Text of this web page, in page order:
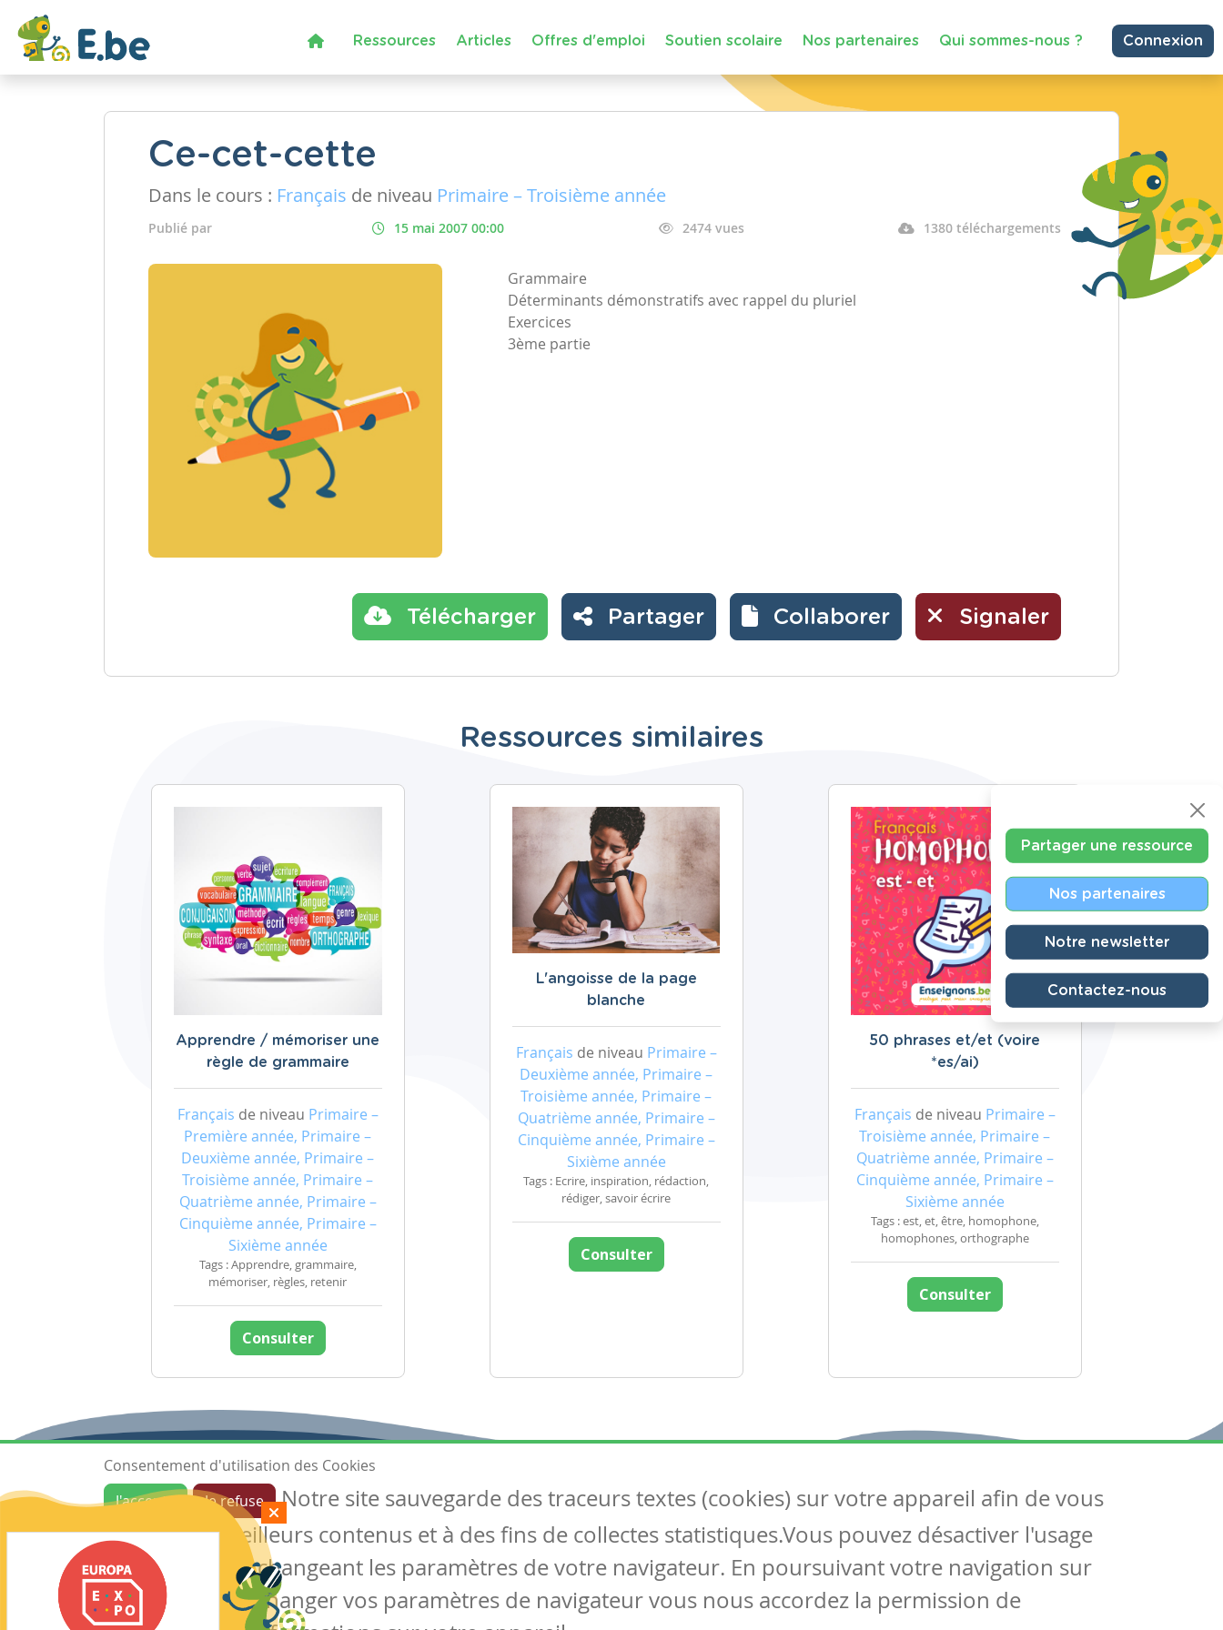
Ressources Articles Offres d'emploi Soutien scolaire Nos partenaires Qui sommes-nous ? Connexion
Ce-cet-cette
Dans le cours : Français de niveau Primaire – Troisième année
Publié par 15 mai 2007 00:00 2474 vues 1380 téléchargements
Grammaire
Déterminants démonstratifs avec rappel du pluriel
Exercices
3ème partie
Télécharger Partager Collaborer Signaler
Ressources similaires
Apprendre / mémoriser une
règle de grammaire
Français de niveau Primaire –
Première année, Primaire –
Deuxième année, Primaire –
Troisième année, Primaire –
Quatrième année, Primaire –
Cinquième année, Primaire –
Sixième année
Tags : Apprendre, grammaire,
mémoriser, règles, retenir
Consulter
L'angoisse de la page
blanche
Français de niveau Primaire –
Deuxième année, Primaire –
Troisième année, Primaire –
Quatrième année, Primaire –
Cinquième année, Primaire –
Sixième année
Tags : Ecrire, inspiration, rédaction,
rédiger, savoir écrire
Consulter
50 phrases et/et (voire
*es/ai)
Français de niveau Primaire –
Troisième année, Primaire –
Quatrième année, Primaire –
Cinquième année, Primaire –
Sixième année
Tags : est, et, être, homophone,
homophones, orthographe
Consulter
Partager une ressource
Nos partenaires
Notre newsletter
Contactez-nous
Ressources
Les ressources
Créer une ressource
Mes ressources
Articles
Tous les articles
Articles DYS
Circulaires
Suivez-nous
Contactez-nous
Soutien scolaire
Consentement d'utilisation des Cookies
J'accepte
Je refuse
Notre site sauvegarde des traceurs textes (cookies) sur votre appareil afin de vous
garantir de meilleurs contenus et à des fins de collectes statistiques.Vous pouvez désactiver l'usage
des cookies en changeant les paramètres de votre navigateur. En poursuivant votre navigation sur
notre site sans changer vos paramètres de navigateur vous nous accordez la permission de